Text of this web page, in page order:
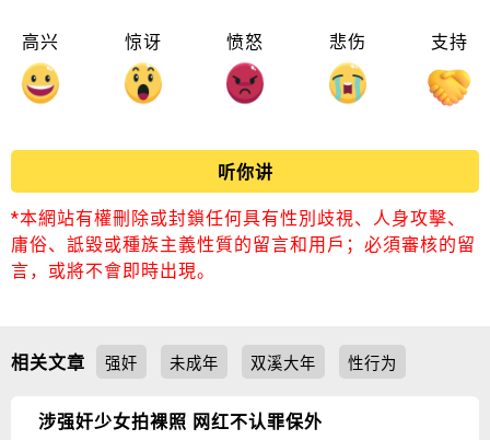
高兴 惊讶 愤怒 悲伤 支持
听你讲
*本網站有權刪除或封鎖任何具有性別歧視、人身攻擊、
庸俗、詆毀或種族主義性質的留言和用戶；必須審核的留
言，或將不會即時出現。
相关文章 强奸 未成年 双溪大年 性行为
涉强奸少女拍裸照 网红不认罪保外